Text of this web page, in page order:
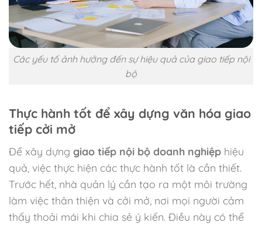
Các yếu tố ảnh hưởng đến sự hiệu quả của giao tiếp nội
bộ
Thực hành tốt để xây dựng văn hóa giao
tiếp cởi mở
Để xây dựng giao tiếp nội bộ doanh nghiệp hiệu
quả, việc thực hiện các thực hành tốt là cần thiết.
Trước hết, nhà quản lý cần tạo ra một môi trường
làm việc thân thiện và cởi mở, nơi mọi người cảm
thấy thoải mái khi chia sẻ ý kiến. Điều này có thể